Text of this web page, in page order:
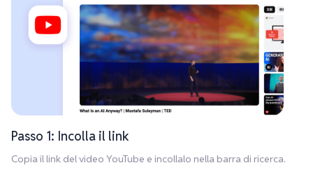
Passo 1: Incolla il link
Copia il link del video YouTube e incollalo nella barra di ricerca.